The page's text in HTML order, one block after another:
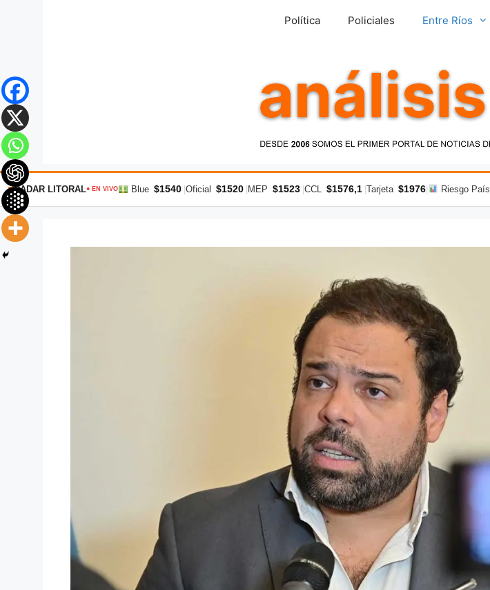
Política Policiales Entre Ríos
RADAR LITORAL● EN VIVO Blue $1540 Oficial $1520 MEP $1523 CCL $1576,1 Tarjeta $1976| Riesgo País